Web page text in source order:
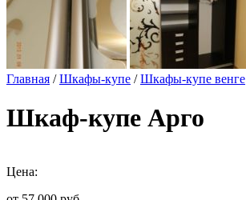
Главная /Шкафы-купе /Шкафы-купе венге
Шкаф-купе Арго
Цена: